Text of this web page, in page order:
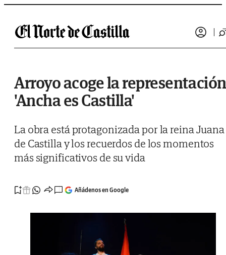
Saltar al contenido
Arroyo acoge la representación
'Ancha es Castilla'
La obra está protagonizada por la reina
de Castilla y los recuerdos de los momentos
más significativos de su vida
Añádenos en Google